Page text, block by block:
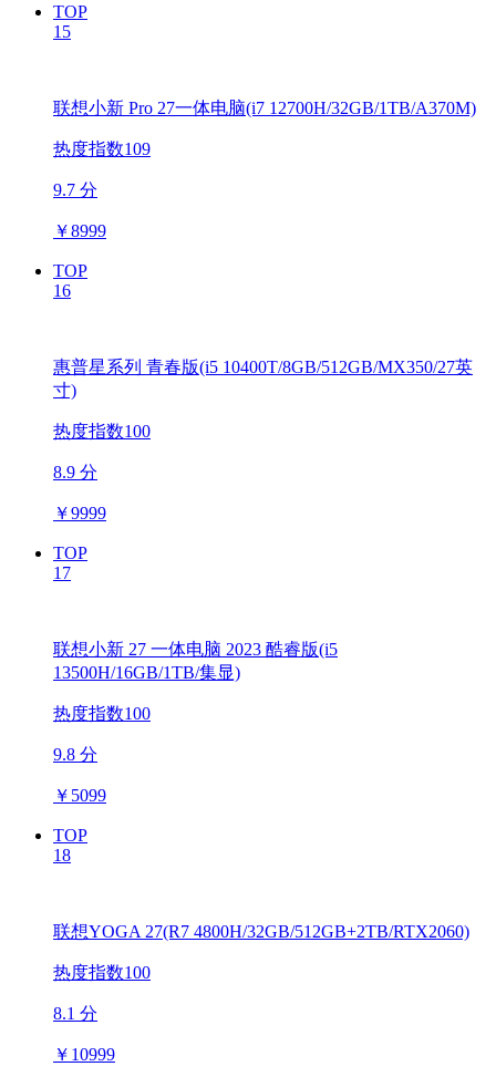
TOP
15
联想小新 Pro 27一体电脑(i7 12700H/32GB/1TB/A370M)
热度指数109
9.7 分
￥8999
TOP
16
惠普星系列 青春版(i5 10400T/8GB/512GB/MX350/27英
寸)
热度指数100
8.9 分
￥9999
TOP
17
联想小新 27 一体电脑 2023 酷睿版(i5
13500H/16GB/1TB/集显)
热度指数100
9.8 分
￥ 5099
TOP
18
联想YOGA 27(R7 4800H/32GB/512GB+2TB/RTX2060)
热度指数100
8.1 分
￥ 10999